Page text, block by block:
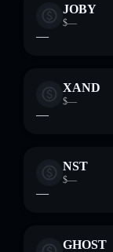
JOBY
$—
—
XAND
$—
—
NST
$—
—
GHOST